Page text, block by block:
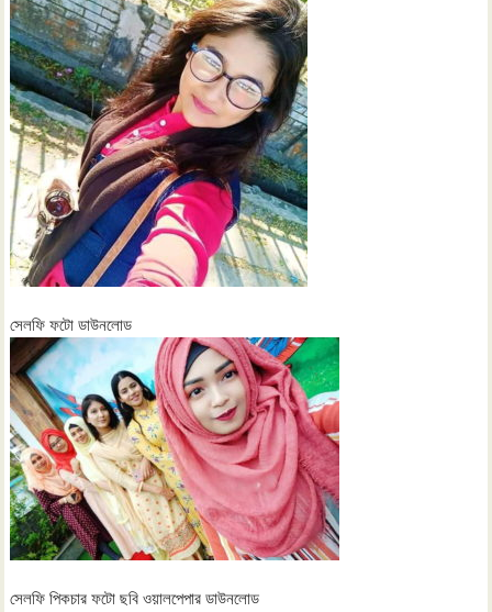
সেলফি ফটো ডাউনলোড
সেলফি পিকচার ফটো ছবি ওয়ালপেপার ডাউনলোড